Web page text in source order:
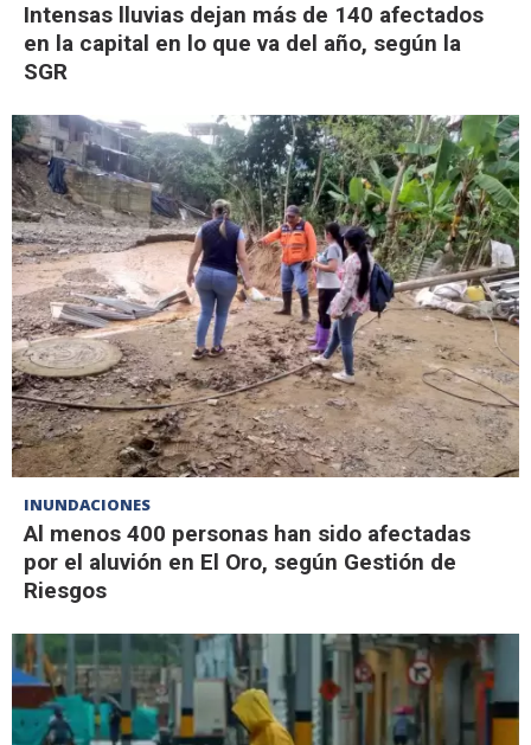
Intensas lluvias dejan más de 140 afectados
en la capital en lo que va del año, según la
SGR
INUNDACIONES
Al menos 400 personas han sido afectadas
por el aluvión en El Oro, según Gestión de
Riesgos